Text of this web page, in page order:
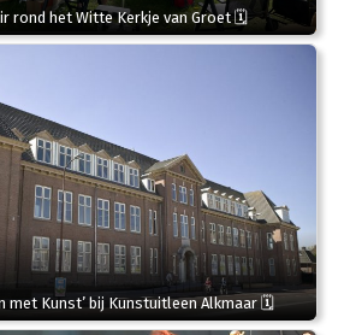
rond het Witte Kerkje van Groet 🗓
met Kunst’ bij Kunstuitleen Alkmaar 🗓